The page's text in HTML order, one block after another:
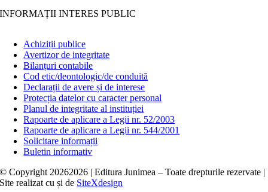
INFORMAȚII INTERES PUBLIC
Achiziții publice
Avertizor de integritate
Bilanțuri contabile
Cod etic/deontologic/de conduită
Declarații de avere și de interese
Protecția datelor cu caracter personal
Planul de integritate al instituției
Rapoarte de aplicare a Legii nr. 52/2003
Rapoarte de aplicare a Legii nr. 544/2001
Solicitare informații
Buletin informativ
© Copyright 20262026 | Editura Junimea – Toate drepturile rezervate |
Site realizat cușide SiteXdesign